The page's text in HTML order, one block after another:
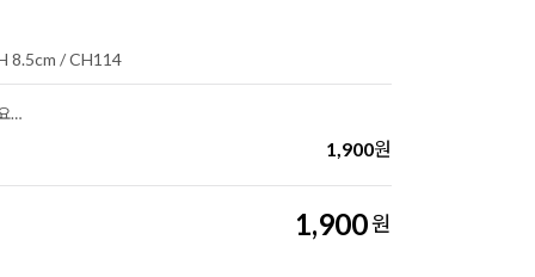
8.5cm / CH114
가톨릭 지갑용 기적의패(꿈꾸는 요셉)-수험생을 위한 기도문
1,900원
1,900원